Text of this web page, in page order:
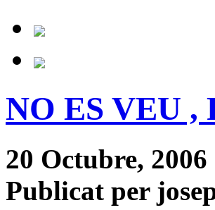
NO ES VEU ,
20 Octubre, 2006
Publicat per